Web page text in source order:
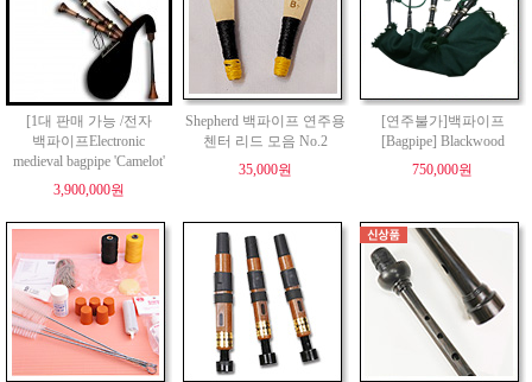
[1대 판매 가능 /전자
백파이프Electronic
medieval bagpipe 'Camelot'
3,900,000원
Shepherd 백파이프 연주용
첸터 리드 모음 No.2
35,000원
[연주불가]백파이프
[Bagpipe] Blackwood
750,000원